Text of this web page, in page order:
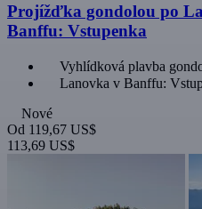
Projížďka gondolou po
Banffu: Vstupenka
Vyhlídková plavba
Lanovka v Banffu:
Nové
Od 119,67 US$
113,69 US$